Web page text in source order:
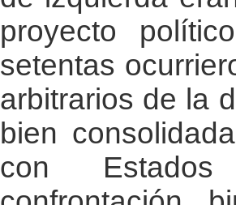
proyecto
setentas
arbitrarios de la
bien
con